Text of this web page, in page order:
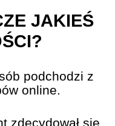
JAKIEŚ
podchodzi z
online.
zdecydował się